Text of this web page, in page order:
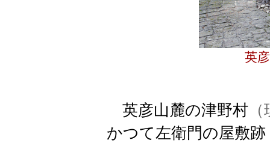
英
英彦山麓の津野村
かつて左衛門の屋敷跡